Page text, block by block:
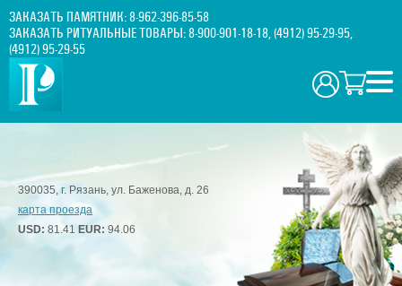
ЗАКАЗАТЬ ПАМЯТНИК:8-962-396-85-58
ЗАКАЗАТЬ РИТУАЛЬНЫЕ ТОВАРЫ:8-900-901-18-18,(4912) 95-29-95,
(4912) 95-29-55
390035, г. Рязань, ул. Баженова, д. 26
карта проезда
USD: 81.41 EUR: 94.06